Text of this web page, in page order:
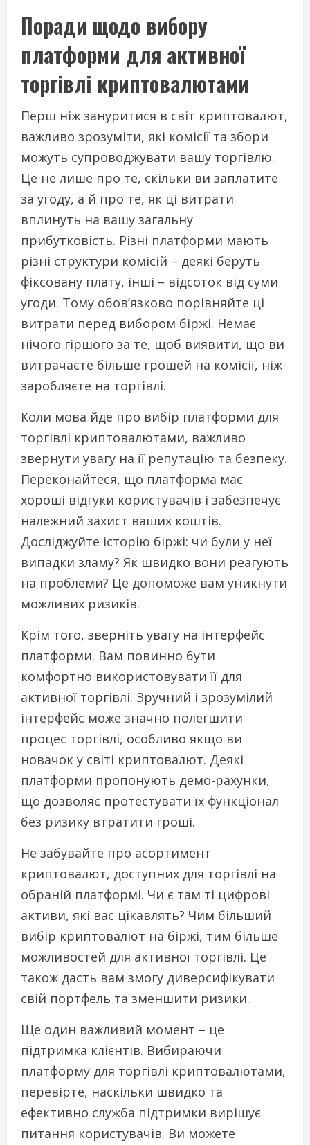
Поради щодо вибору
платформи для активної
торгівлі криптовалютами
Перш ніж зануритися в світ криптовалют,
важливо зрозуміти, які комісії та збори
можуть супроводжувати вашу торгівлю.
Це не лише про те, скільки ви заплатите
за угоду, а й про те, як ці витрати
вплинуть на вашу загальну
прибутковість. Різні платформи мають
різні структури комісій – деякі беруть
фіксовану плату, інші – відсоток від суми
угоди. Тому обов’язково порівняйте ці
витрати перед вибором біржі. Немає
нічого гіршого за те, щоб виявити, що ви
витрачаєте більше грошей на комісії, ніж
заробляєте на торгівлі.
Коли мова йде про вибір платформи для
торгівлі криптовалютами, важливо
звернути увагу на її репутацію та безпеку.
Переконайтеся, що платформа має
хороші відгуки користувачів і забезпечує
належний захист ваших коштів.
Досліджуйте історію біржі: чи були у неї
випадки зламу? Як швидко вони реагують
на проблеми? Це допоможе вам уникнути
можливих ризиків.
Крім того, зверніть увагу на інтерфейс
платформи. Вам повинно бути
комфортно використовувати її для
активної торгівлі. Зручний і зрозумілий
інтерфейс може значно полегшити
процес торгівлі, особливо якщо ви
новачок у світі криптовалют. Деякі
платформи пропонують демо-рахунки,
що дозволяє протестувати їх функціонал
без ризику втратити гроші.
Не забувайте про асортимент
криптовалют, доступних для торгівлі на
обраній платформі. Чи є там ті цифрові
активи, які вас цікавлять? Чим більший
вибір криптовалют на біржі, тим більше
можливостей для активної торгівлі. Це
також дасть вам змогу диверсифікувати
свій портфель та зменшити ризики.
Ще один важливий момент – це
підтримка клієнтів. Вибираючи
платформу для торгівлі криптовалютами,
перевірте, наскільки швидко та
ефективно служба підтримки вирішує
питання користувачів. Ви можете